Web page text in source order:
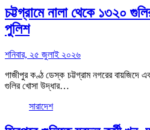
চট্টগ্রামে নালা থেকে ১৩২০
পুলিশ
শনিবার, ২৫ জুলাই ২০২৬
গাজীপুর কণ্ঠ ডেস্ক চট্টগ্রাম নগরের বায়জিদে
গুলির খোসা উদ্ধার…
সারাদেশ